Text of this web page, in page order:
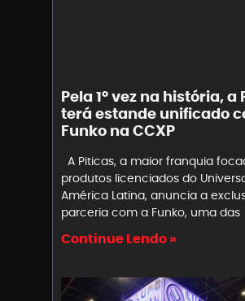
Pela 1º vez na história, a
terá estande unificado
Funko na CCXP
A Piticas, a maior franquia
produtos licenciados do
América Latina, anuncia a
parceria com a Funko, uma das
Continue Lendo »